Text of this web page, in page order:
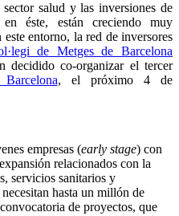
salud y las inversiones de
éste, están creciendo muy
este entorno, la red de inversores
de Metges de Barcelona
decidido co-organizar el tercer
, el próximo 4 de
empresas (early stage) con
relacionados con la
servicios sanitarios y
hasta un millón de
de proyectos, que